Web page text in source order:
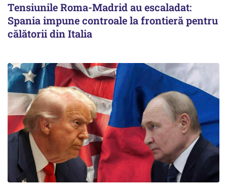
Tensiunile Roma-Madrid au escaladat:
Spania impune controale la frontieră pentru
călătorii din Italia